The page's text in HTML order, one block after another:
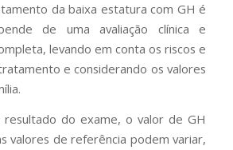
da baixa estatura com GH é
de uma avaliação clínica e
levando em conta os riscos e
e considerando os valores
resultado do exame, o valor de GH
valores de referência podem variar,